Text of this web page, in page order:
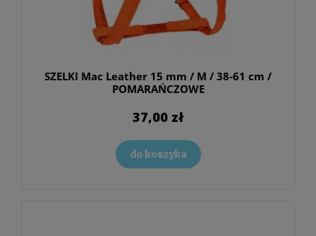
SZELKI Mac Leather 15 mm / M / 38-61 cm /
POMARAŃCZOWE
37,00 zł
do koszyka